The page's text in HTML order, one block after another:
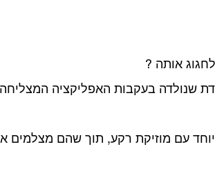
עם מוזיקת רקע, תוך שהם מצלמים